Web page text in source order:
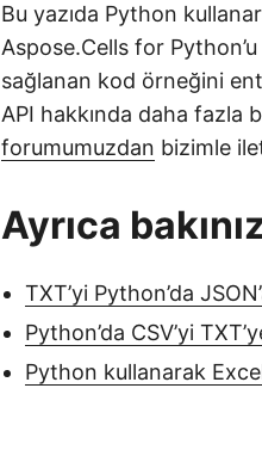
Bu yazıda Python
Aspose.Cells for
sağlanan kod örneğini
API hakkında daha fazla
forumumuzdan bizimle
Ayrıca
TXT’yi Python’da
Python’da CSV’yi
Python kullanarak